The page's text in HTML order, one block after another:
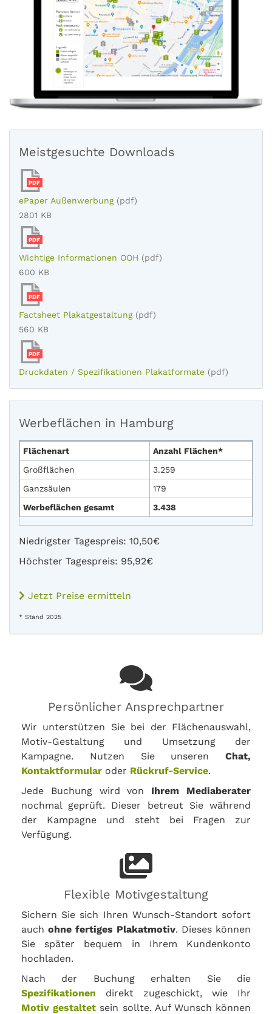
Meistgesuchte Downloads
PDF
ePaper Außenwerbung (pdf)
2801 KB
PDF
Wichtige Informationen OOH (pdf)
600 KB
PDF
Factsheet Plakatgestaltung (pdf)
560 KB
PDF
Druckdaten / Spezifikationen Plakatformate (pdf)
Werbeflächen in Hamburg
Flächenart
Anzahl Flächen*
Großflächen
3.259
Ganzsäulen
179
Werbeflächen gesamt
3.438
Niedrigster Tagespreis: 10,50€
Höchster Tagespreis: 95,92€
Jetzt Preise ermitteln
* Stand 2025
Persönlicher Ansprechpartner
Wir unterstützen Sie bei der Flächenauswahl,
Motiv-Gestaltung und Umsetzung der
Kampagne. Nutzen Sie unseren Chat,
Kontaktformular oder Rückruf-Service.
Jede Buchung wird von Ihrem Mediaberater
nochmal geprüft. Dieser betreut Sie während
der Kampagne und steht bei Fragen zur
Verfügung.
Flexible Motivgestaltung
Sichern Sie sich Ihren Wunsch-Standort sofort
auch ohne fertiges Plakatmotiv. Dieses können
Sie später bequem in Ihrem Kundenkonto
hochladen.
Nach der Buchung erhalten Sie die
Spezifikationen direkt zugeschickt, wie Ihr
Motiv gestaltet sein sollte. Auf Wunsch können